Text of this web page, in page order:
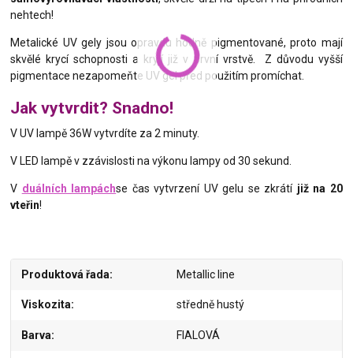
nehtech!
Metalické UV gely jsou opravdu hodně pigmentované, proto mají
skvělé krycí schopnosti a kryjí již v první vrstvě. Z důvodu vyšší
pigmentace nezapomeňte UV gel před použitím promíchat.
Jak vytvrdit? Snadno!
V UV lampě 36W vytvrdíte za 2 minuty.
V LED lampě v zzávislosti na výkonu lampy od 30 sekund.
V duálních lampáchse čas vytvrzení UV gelu se zkrátí již na 20
vteřin!
Produktová řada Metallic line
Viskozita středně hustý
Barva FIALOVÁ